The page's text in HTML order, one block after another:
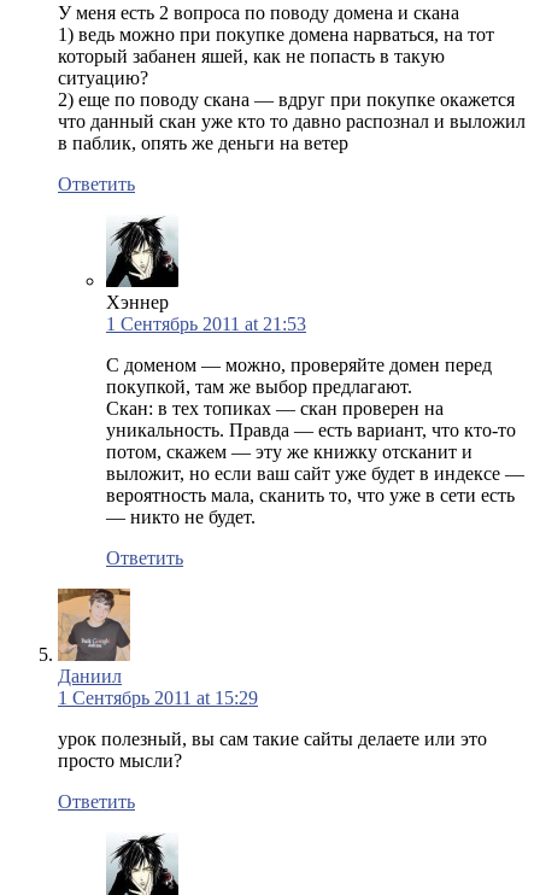
У меня есть 2 вопроса по поводу домена и скана
1) ведь можно при покупке домена нарваться, на тот
который забанен яшей, как не попасть в такую
ситуацию?
2) еще по поводу скана — вдруг при покупке окажется
что данный скан уже кто то давно распознал и выложил
в паблик, опять же деньги на ветер
Ответить
Хэннер
1 Сентябрь 2011 at 21:53
С доменом — можно, проверяйте домен перед
покупкой, там же выбор предлагают.
Скан: в тех топиках — скан проверен на
уникальность. Правда — есть вариант, что кто-то
потом, скажем — эту же книжку отсканит и
выложит, но если ваш сайт уже будет в индексе —
вероятность мала, сканить то, что уже в сети есть
— никто не будет.
Ответить
Даниил
1 Сентябрь 2011 at 15:29
урок полезный, вы сам такие сайты делаете или это
просто мысли?
Ответить